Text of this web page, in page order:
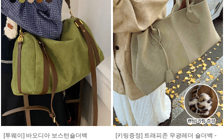
[투웨이] 바오디아 보스턴숄더백
[키링증정] 트래피존 무광레더 숄더백 -